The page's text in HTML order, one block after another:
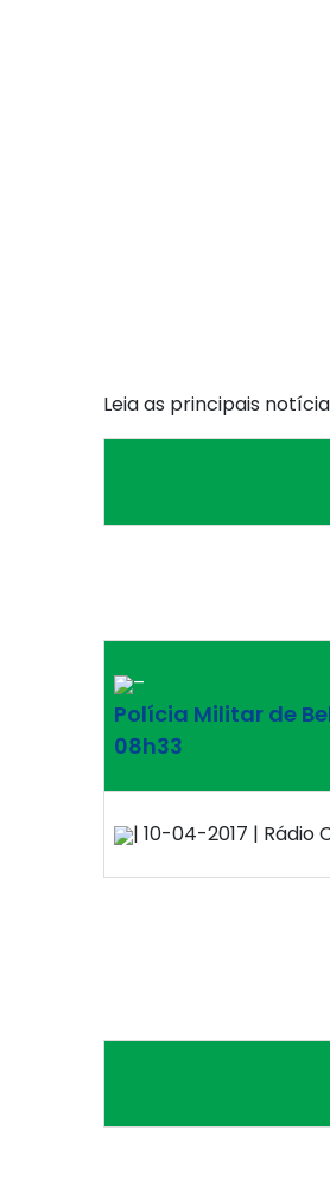
Leia as principais
–
Polícia Militar de
08h33
| 10-04-2017 | Rádio